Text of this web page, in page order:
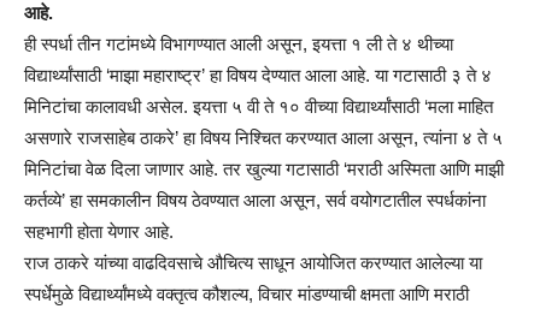
आहे.
ही स्पर्धा तीन गटांमध्ये विभागण्यात आली असून, इयत्ता १ ली ते ४ थीच्या
विद्यार्थ्यांसाठी ‘माझा महाराष्ट्र’ हा विषय देण्यात आला आहे. या गटासाठी ३ ते ४
मिनिटांचा कालावधी असेल. इयत्ता ५ वी ते १० वीच्या विद्यार्थ्यांसाठी ‘मला माहित
असणारे राजसाहेब ठाकरे’ हा विषय निश्चित करण्यात आला असून, त्यांना ४ ते ५
मिनिटांचा वेळ दिला जाणार आहे. तर खुल्या गटासाठी ‘मराठी अस्मिता आणि माझी
कर्तव्ये’ हा समकालीन विषय ठेवण्यात आला असून, सर्व वयोगटातील स्पर्धकांना
सहभागी होता येणार आहे.
राज ठाकरे यांच्या वाढदिवसाचे औचित्य साधून आयोजित करण्यात आलेल्या या
स्पर्धेमुळे विद्यार्थ्यांमध्ये वक्तृत्व कौशल्य, विचार मांडण्याची क्षमता आणि मराठी